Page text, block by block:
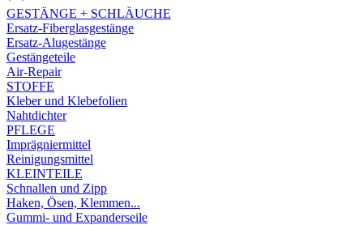
GESTÄNGE + SCHLÄUCHE
Ersatz-Fiberglasgestänge
Ersatz-Alugestänge
Gestängeteile
Air-Repair
STOFFE
Kleber und Klebefolien
Nahtdichter
PFLEGE
Imprägniermittel
Reinigungsmittel
KLEINTEILE
Schnallen und Zipp
Haken, Ösen, Klemmen...
Gummi- und Expanderseile